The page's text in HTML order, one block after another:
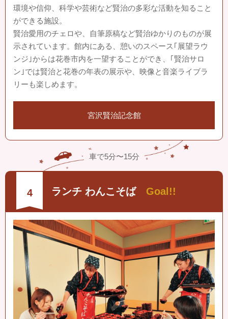
環境や信仰、科学や芸術など賢治の多彩な活動を知ること
ができる施設。
賢治愛用のチェロや、自筆原稿など賢治ゆかりのものが展
示されています。館内にある、憩いのスペース｢展望ラウ
ンジ｣からは花巻市内を一望することができ、｢賢治サロ
ン｣では賢治と花巻の年表の展示や、映像と音楽ライブラ
リーも楽しめます。
宮沢賢治記念館
車で5分〜15分
4 ランチ わんこそば Goal!!